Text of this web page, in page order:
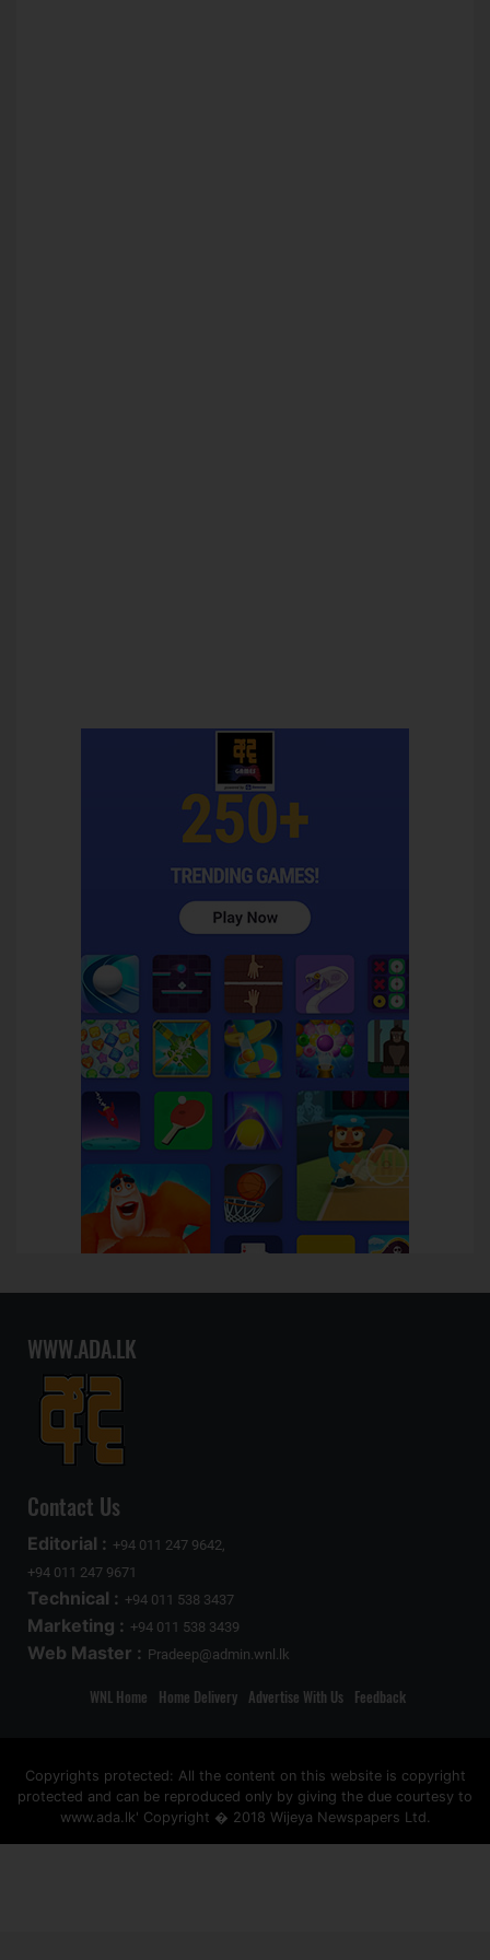
WWW.ADA.LK
Contact Us
Editorial : +94 011 247 9642,
+94 011 247 9671
Technical : +94 011 538 3437
Marketing : +94 011 538 3439
Web Master : Pradeep@admin.wnl.lk
WNL Home Home Delivery Advertise With Us Feedback
Copyrights protected: All the content on this website is copyright
protected and can be reproduced only by giving the due courtesy to
www.ada.lk' Copyright � 2018 Wijeya Newspapers Ltd.